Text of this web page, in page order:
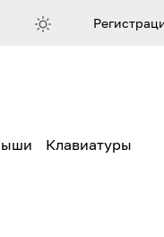
Клавиатуры